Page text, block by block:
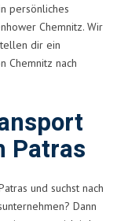
persönliches
Chemnitz. Wir
dir ein
Chemnitz nach
Patras
und suchst nach
Dann